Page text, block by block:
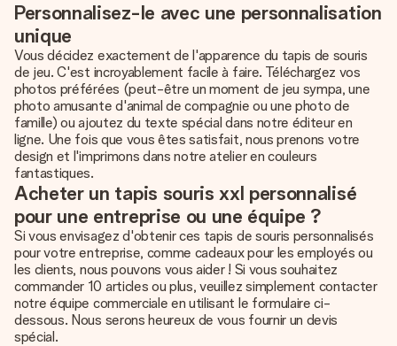
Personnalisez-le avec une personnalisation
unique
Vous décidez exactement de l'apparence du tapis de souris
de jeu. C'est incroyablement facile à faire. Téléchargez vos
photos préférées (peut-être un moment de jeu sympa, une
photo amusante d'animal de compagnie ou une photo de
famille) ou ajoutez du texte spécial dans notre éditeur en
ligne. Une fois que vous êtes satisfait, nous prenons votre
design et l'imprimons dans notre atelier en couleurs
fantastiques.
Acheter un tapis souris xxl personnalisé
pour une entreprise ou une équipe ?
Si vous envisagez d'obtenir ces tapis de souris personnalisés
pour votre entreprise, comme cadeaux pour les employés ou
les clients, nous pouvons vous aider ! Si vous souhaitez
commander 10 articles ou plus, veuillez simplement contacter
notre équipe commerciale en utilisant le formulaire ci-
dessous. Nous serons heureux de vous fournir un devis
spécial.